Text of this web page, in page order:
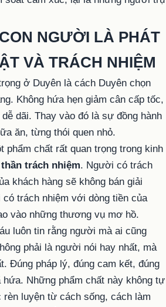
NGƯỜI LÀ PHÁT
VÀ TRÁCH NHIỆM
ở Duyên là cách Duyên chọn
Không hứa hẹn giảm cân cấp tốc,
dãi. Thay vào đó là sự đồng hành
ăn, từng thói quen nhỏ.
phẩm chất rất quan trọng trong kinh
trách nhiệm. Người có trách
khách hàng sẽ không bán giải
có trách nhiệm với dòng tiền của
vào những thương vụ mơ hồ.
luôn tin rằng người mà ai cũng
phải là người nói hay nhất, mà
Đúng pháp lý, đúng cam kết, đúng
hứa. Những phẩm chất này không tự
luyện từ cách sống, cách làm